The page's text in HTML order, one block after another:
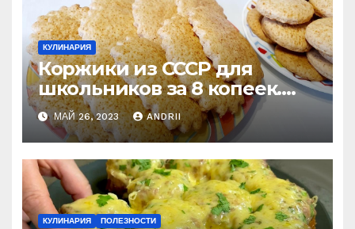
КУЛИНАРИЯ
Коржики из СССР для
школьников за 8 копеек.
Рецепт моего счастливого
детства
МАЙ 26, 2023 ANDRII
КУЛИНАРИЯ ПОЛЕЗНОСТИ